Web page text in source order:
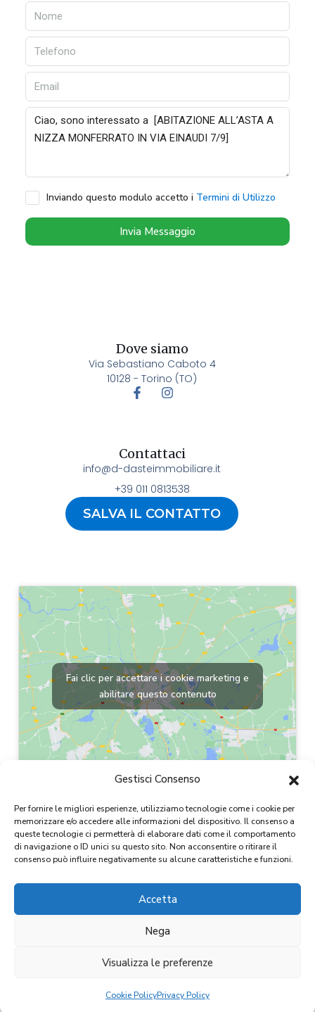
Gestisci Consenso
Per fornire le migliori esperienze, utilizziamo tecnologie come i cookie per
memorizzare e/o accedere alle informazioni del dispositivo. Il consenso a
queste tecnologie ci permetterà di elaborare dati come il comportamento
di navigazione o ID unici su questo sito. Non acconsentire o ritirare il
consenso può influire negativamente su alcune caratteristiche e funzioni.
Accetta
Nega
Visualizza le preferenze
Cookie PolicyPrivacy Policy
Inviando questo modulo accetto i Termini di Utilizzo
Invia Messaggio
D&D Immobiliare
Copyright 2024
CF / P.IVA 11654820015
Dove siamo
Via Sebastiano Caboto 4
10128 - Torino (TO)
Contattaci
info@d-dasteimmobiliare.it
+39 011 0813538
SALVA IL CONTATTO
Fai clic per accettare i cookie marketing e
abilitare questo contenuto